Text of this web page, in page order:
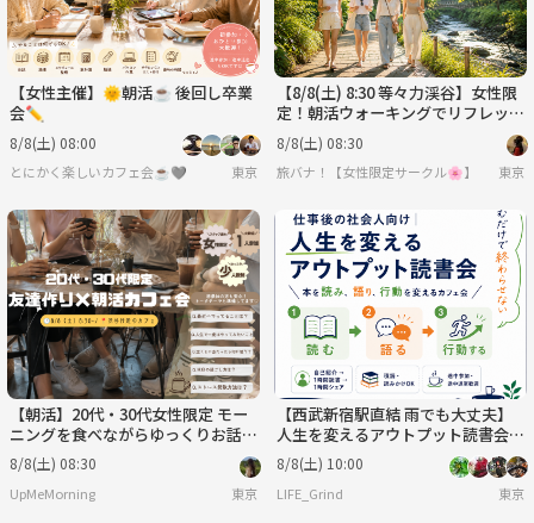
【女性主催】🌞朝活☕ 後回し卒業
会✏️
8/8(土) 08:00
とにかく楽しいカフェ会☕️🩶 東京
【8/8(土) 8:30 等々力渓谷】女性限
定！朝活ウォーキングでリフレッシ
ュ！趣味友&散歩仲間作りたい人集
まれ☀️🌿
8/8(土) 08:30
旅バナ！【女性限定サークル🌸】 東京
【朝活】20代・30代女性限定 モー
ニングを食べながらゆっくりお話し
しましょう〜！🌿☕️
8/8(土) 08:30
UpMeMorning 東京
【西武新宿駅直結 雨でも大丈夫】
人生を変えるアウトプット読書会｜
本を読み、語り、行動を変えて未来
を変える会
8/8(土) 10:00
LIFE_Grind 東京